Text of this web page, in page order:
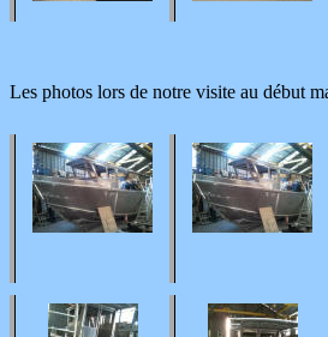
Les photos lors de notre visite au début